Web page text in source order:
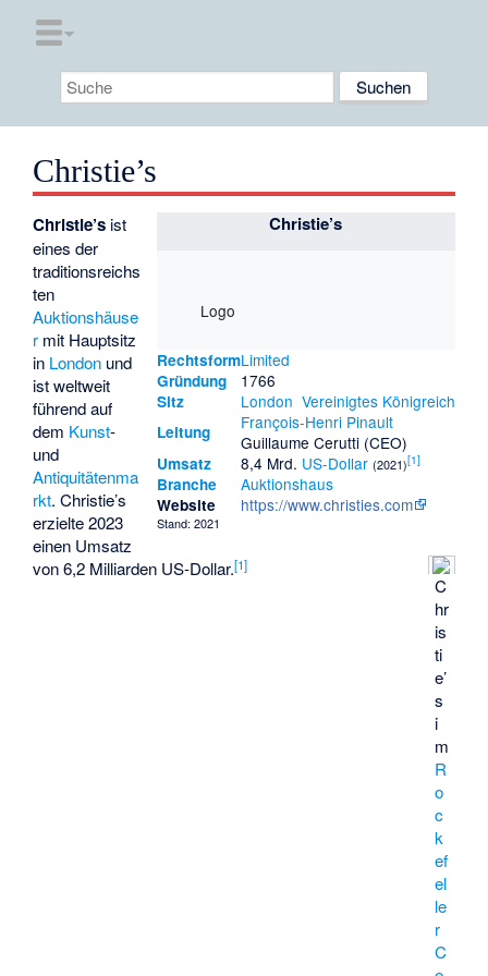
Christie’s
Christie’s
Logo
RechtsformLimited
Gründung 1766
Sitz London Vereinigtes Königreich
Leitung
François-Henri Pinault
Guillaume Cerutti(CEO)
Umsatz 8,4 Mrd. US-Dollar (2021)[1]
Branche Auktionshaus
Website https://www.christies.com
Stand: 2021
C
hr
is
ti
e’
s
i
m
R
o
c
k
ef
el
le
r
C
Christie’s ist
eines der
traditionsreichs
ten
Auktionshäuse
r mit Hauptsitz
in London und
ist weltweit
führend auf
dem Kunst-
und
Antiquitätenma
rkt. Christie’s
erzielte 2023
einen Umsatz
von 6,2 Milliarden US-Dollar.[1]